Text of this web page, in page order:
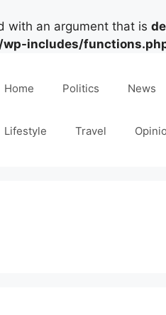
with an argument that is
includes/
Home Politics News
Lifestyle Travel